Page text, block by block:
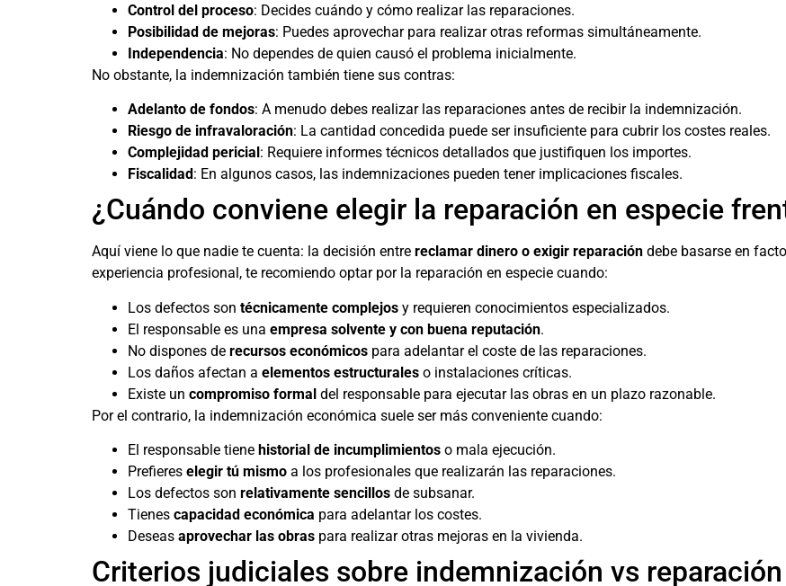
Control del proceso: Decides cuándo y cómo realizar las reparaciones.
Posibilidad de mejoras: Puedes aprovechar para realizar otras reformas simultáneamente.
Independencia: No dependes de quien causó el problema inicialmente.
No obstante, la indemnización también tiene sus contras:
Adelanto de fondos: A menudo debes realizar las reparaciones antes de recibir la indemnización.
Riesgo de infravaloración: La cantidad concedida puede ser insuficiente para cubrir los costes reales.
Complejidad pericial: Requiere informes técnicos detallados que justifiquen los importes.
Fiscalidad: En algunos casos, las indemnizaciones pueden tener implicaciones fiscales.
¿Cuándo conviene elegir la reparación en especie
Aquí viene lo que nadie te cuenta: la decisión entre reclamar dinero o exigir reparación debe basarse en
experiencia profesional, te recomiendo optar por la reparación en especie cuando:
Los defectos son técnicamente complejos y requieren conocimientos especializados.
El responsable es una empresa solvente y con buena reputación.
No dispones de recursos económicos para adelantar el coste de las reparaciones.
Los daños afectan a elementos estructurales o instalaciones críticas.
Existe un compromiso formal del responsable para ejecutar las obras en un plazo razonable.
Por el contrario, la indemnización económica suele ser más conveniente cuando:
El responsable tiene historial de incumplimientos o mala ejecución.
Prefieres elegir tú mismo a los profesionales que realizarán las reparaciones.
Los defectos son relativamente sencillos de subsanar.
Tienes capacidad económica para adelantar los costes.
Deseas aprovechar las obras para realizar otras mejoras en la vivienda.
Criterios judiciales sobre indemnización vs